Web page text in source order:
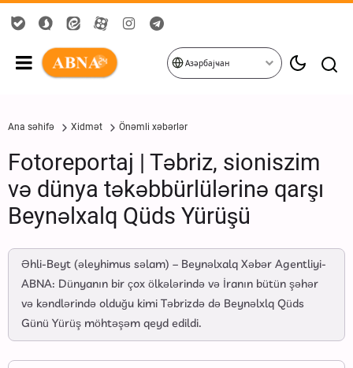
Азәрбајҹан
Ana səhifə Xidmət Önəmli xəbərlər
Fotoreportaj | Təbriz, sioniszim
və dünya təkəbbürlülərinə qarşı
Beynəlxalq Qüds Yürüşü
Əhli-Beyt (əleyhimus səlam) – Beynəlxalq Xəbər Agentliyi-
ABNA: Dünyanın bir çox ölkələrində və İranın bütün şəhər
və kəndlərində olduğu kimi Təbrizdə də Beynəlxlq Qüds
Günü Yürüş möhtəşəm qeyd edildi.